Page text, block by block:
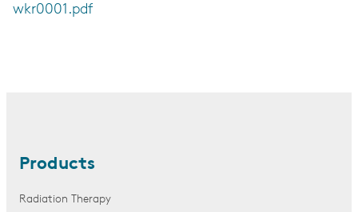
wkr0001.pdf
Products
Radiation Therapy